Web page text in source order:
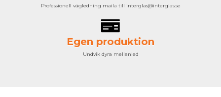
Professionell vägledning maila till interglas@interglas.se
Egen produktion
Undvik dyra mellanled